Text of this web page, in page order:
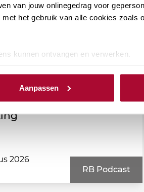
van jouw onlinegedrag voor
met het gebruik van alle cookies zoals
kunnen ontvangen en verwerken.
Aanpassen
(afl. 172): Notaris
over de Papieren
2026
RB Podcast